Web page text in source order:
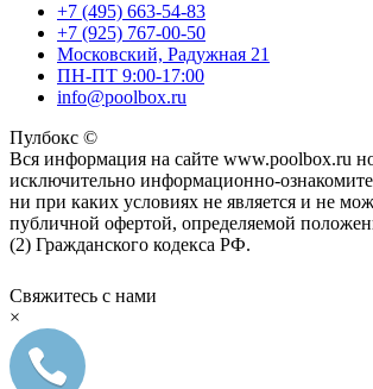
+7 (495) 663-54-83
+7 (925) 767-00-50
Московский, Радужная 21
ПН-ПТ 9:00-17:00
info@poolbox.ru
Пулбокс ©
Вся информация на сайте www.poolbox.ru
исключительно информационно-
ни при каких условиях не является и не
публичной офертой, определяемой
(2) Гражданского кодекса РФ.
Свяжитесь с нами
×